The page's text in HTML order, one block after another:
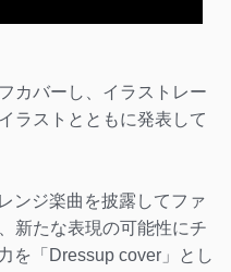
カバーし、イラストレー
ラストとともに発表して
ンジ楽曲を披露してファ
新たな表現の可能性にチ
を「Dressup cover」とし